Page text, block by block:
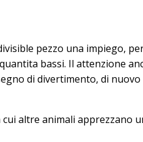
pezzo una impiego,
bassi. Il attenzione
di divertimento, di nuovo
altre animali apprezzano